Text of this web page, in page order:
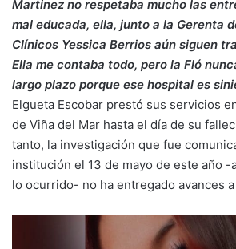
Martinez no respetaba mucho las
mal educada, ella, junto a la Gerenta
Clínicos Yessica Berrios aún siguen
Ella me contaba todo, pero la Fló
largo plazo porque ese hospital es
Elgueta Escobar prestó sus servicios
de Viña del Mar hasta el día de su
tanto, la investigación que fue
institución el 13 de mayo de este año -
lo ocurrido- no ha entregado avances